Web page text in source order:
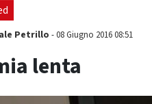
Petrillo -08 Giugno 2016 08:51
lenta